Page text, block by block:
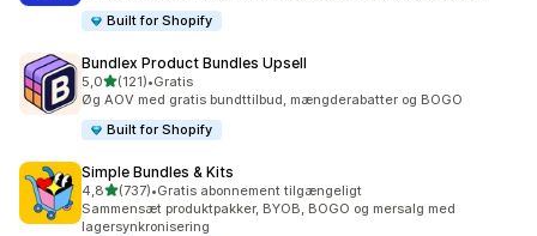
Built for Shopify
Bundlex Product Bundles Upsell
5,0ud af 5 stjerner
(121)
121 anmeldelser i alt
•Gratis
Øg AOV med gratis bundttilbud, mængderabatter og BOGO
Built for Shopify
Simple Bundles & Kits
4,8ud af 5 stjerner
(737)
737 anmeldelser i alt
•Gratis abonnement tilgængeligt
Sammensæt produktpakker, BYOB, BOGO og mersalg med
lagersynkronisering